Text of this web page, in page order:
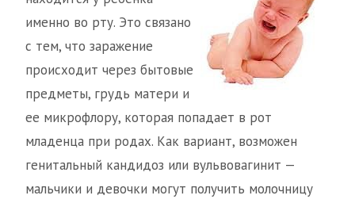
именно во рту. Это связано
с тем, что заражение
происходит через бытовые
предметы, грудь матери и
ее микрофлору, которая попадает в рот
младенца при родах. Как вариант, возможен
генитальный кандидоз или вульвовагинит —
мальчики и девочки могут получить молочницу